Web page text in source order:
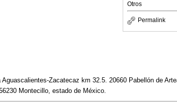
Otros
Permalink
Aguascalientes-Zacatecaz km 32.5. 20660 Pabellón de
Montecillo, estado de México.